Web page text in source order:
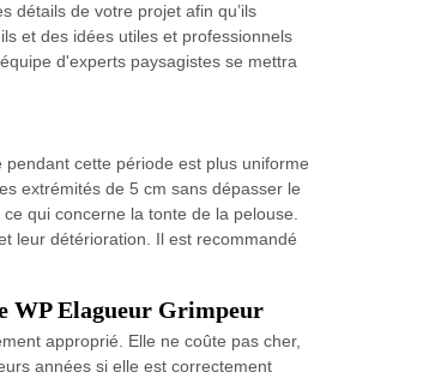
détails de votre projet afin qu’ils
et des idées utiles et professionnels
d'experts paysagistes se mettra
cette période est plus uniforme
extrémités de 5 cm sans dépasser le
qui concerne la tonte de la pelouse.
leur détérioration. Il est recommandé
WP Elagueur Grimpeur
approprié. Elle ne coûte pas cher,
années si elle est correctement